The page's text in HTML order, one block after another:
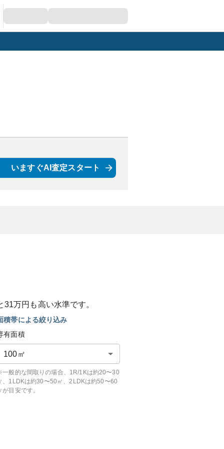
いますぐAI査定スタート
31万円も高い水準です。
積帯による絞り込み
有面積
100㎡
般的な間取りの場合、1R/1Kは約20〜30
、1LDKは約30〜50㎡、2LDKは約50〜60
が目安です。